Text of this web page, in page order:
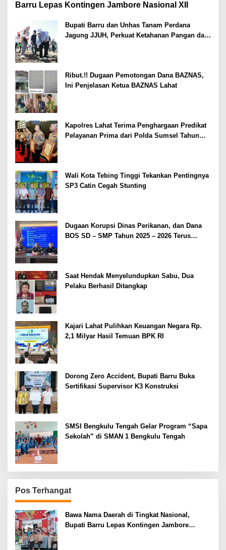
Barru Lepas Kontingen Jambore Nasional XII
Bupati Barru dan Unhas Tanam Perdana
Jagung JJUH, Perkuat Ketahanan Pangan dan
Ribut.!! Dugaan Pemotongan Dana BAZNAS,
Ini Penjelasan Ketua BAZNAS Lahat
Kapolres Lahat Terima Penghargaan Predikat
Pelayanan Prima dari Polda Sumsel Tahun
Wali Kota Tebing Tinggi Tekankan Pentingnya
SP3 Catin Cegah Stunting
Dugaan Korupsi Dinas Perikanan, dan Dana
BOS SD – SMP Tahun 2025 – 2026 Terus
Saat Hendak Menyelundupkan Sabu, Dua
Pelaku Berhasil Ditangkap
Kajari Lahat Pulihkan Keuangan Negara Rp.
2,1 Milyar Hasil Temuan BPK RI
Dorong Zero Accident, Bupati Barru Buka
Sertifikasi Supervisor K3 Konstruksi
SMSI Bengkulu Tengah Gelar Program “Sapa
Sekolah” di SMAN 1 Bengkulu Tengah
Pos Terhangat
Bawa Nama Daerah di Tingkat Nasional,
Bupati Barru Lepas Kontingen Jambore